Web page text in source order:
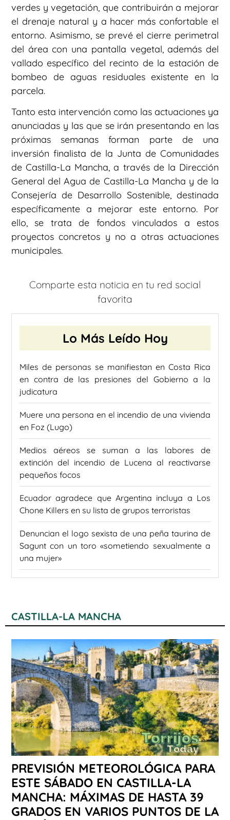
verdes y vegetación, que contribuirán a mejorar
el drenaje natural y a hacer más confortable el
entorno. Asimismo, se prevé el cierre perimetral
del área con una pantalla vegetal, además del
vallado específico del recinto de la estación de
bombeo de aguas residuales existente en la
parcela.
Tanto esta intervención como las actuaciones ya
anunciadas y las que se irán presentando en las
próximas semanas forman parte de una
inversión finalista de la Junta de Comunidades
de Castilla-La Mancha, a través de la Dirección
General del Agua de Castilla-La Mancha y de la
Consejería de Desarrollo Sostenible, destinada
específicamente a mejorar este entorno. Por
ello, se trata de fondos vinculados a estos
proyectos concretos y no a otras actuaciones
municipales.
Comparte esta noticia en tu red social
favorita
Lo Más Leído Hoy
Miles de personas se manifiestan en Costa Rica
en contra de las presiones del Gobierno a la
judicatura
Muere una persona en el incendio de una vivienda
en Foz (Lugo)
Medios aéreos se suman a las labores de
extinción del incendio de Lucena al reactivarse
pequeños focos
Ecuador agradece que Argentina incluya a Los
Chone Killers en su lista de grupos terroristas
Denuncian el logo sexista de una peña taurina de
Sagunt con un toro «sometiendo sexualmente a
una mujer»
CASTILLA-LA MANCHA
PREVISIÓN METEOROLÓGICA PARA
ESTE SÁBADO EN CASTILLA-LA
MANCHA: MÁXIMAS DE HASTA 39
GRADOS EN VARIOS PUNTOS DE LA